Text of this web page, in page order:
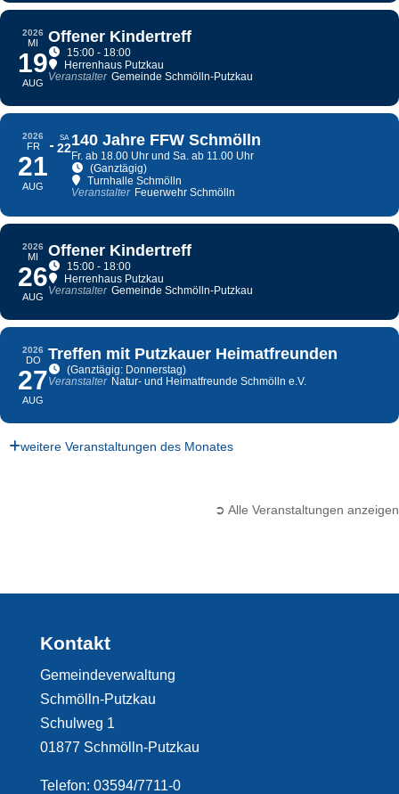
2026
MI
19
AUG
Offener Kindertreff
15:00 - 18:00
Herrenhaus Putzkau
Veranstalter Gemeinde Schmölln-Putzkau
2026
FR
21
AUG
SA
22140 Jahre FFW Schmölln
Fr. ab 18.00 Uhr und Sa. ab 11.00 Uhr
(Ganztägig)
Turnhalle Schmölln
Veranstalter Feuerwehr Schmölln
2026
MI
26
AUG
Offener Kindertreff
15:00 - 18:00
Herrenhaus Putzkau
Veranstalter Gemeinde Schmölln-Putzkau
2026
DO
27
AUG
Treffen mit Putzkauer Heimatfreunden
(Ganztägig: Donnerstag)
Veranstalter Natur- und Heimatfreunde Schmölln e.V.
weitere Veranstaltungen des Monates
➲ Alle Veranstaltungen anzeigen
Kontakt
Gemeindeverwaltung
Schmölln-Putzkau
Schulweg 1
01877 Schmölln-Putzkau
Telefon: 03594/7711-0